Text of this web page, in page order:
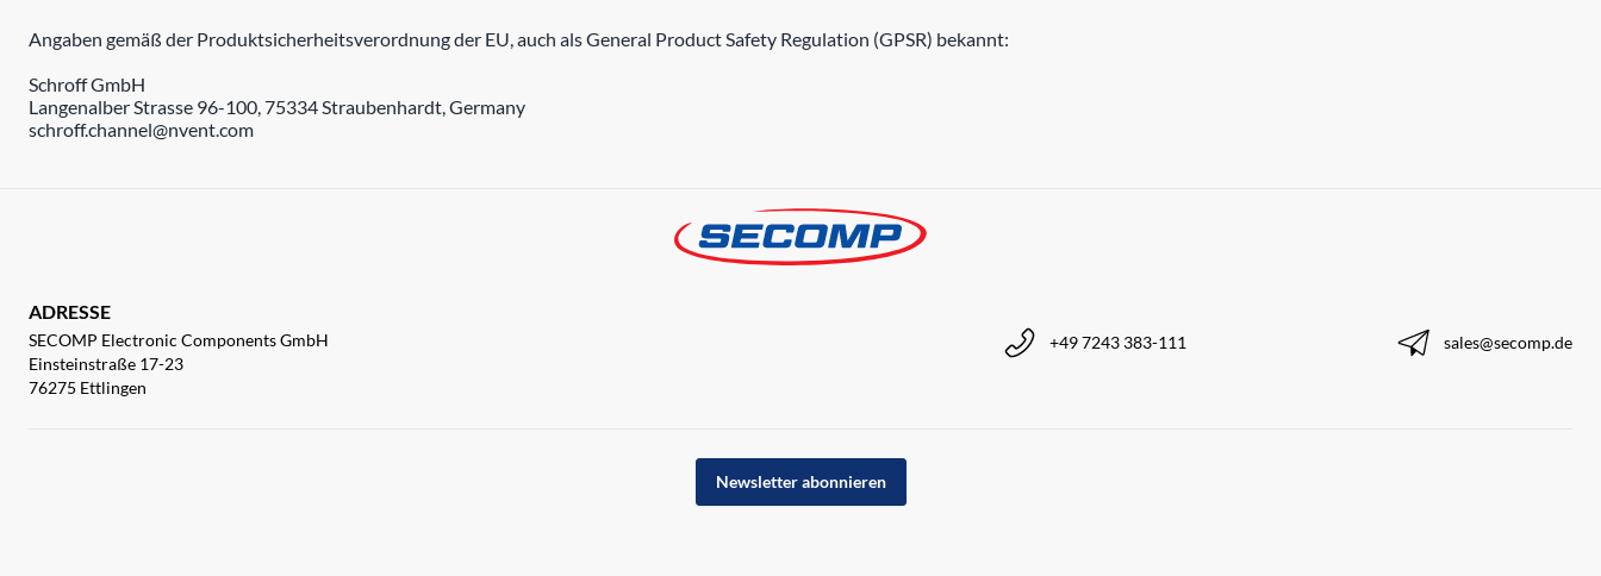
Angaben gemäß der Produktsicherheitsverordnung der EU, auch als General Product Safety Regulation (GPSR) bekannt:
Schroff GmbH
Langenalber Strasse 96-100, 75334 Straubenhardt, Germany
schroff.channel@nvent.com
ADRESSE
SECOMP Electronic Components GmbH
Einsteinstraße 17-23
76275 Ettlingen
+49 7243 383-111 sales@secomp.de
Newsletter abonnieren